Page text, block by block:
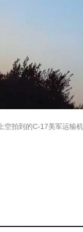
空拍到的C-17美军运输